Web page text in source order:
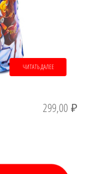
ЧИТАТЬ ДАЛЕЕ
299,00 ₽